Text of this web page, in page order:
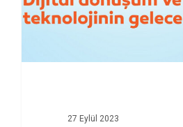
27 Eylül 2023